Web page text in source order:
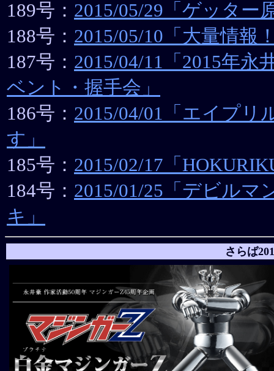
189号： 2015/05/29「ゲッター
188号： 2015/05/10「大量情報
187号： 2015/04/11「2015年永
ベント・握手会」
186号： 2015/04/01「エイプリ
す」
185号： 2015/02/17「
184号： 2015/01/25「デビルマ
キ」
さらば